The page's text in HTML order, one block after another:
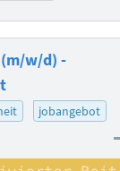
w/d) -
jobangebot